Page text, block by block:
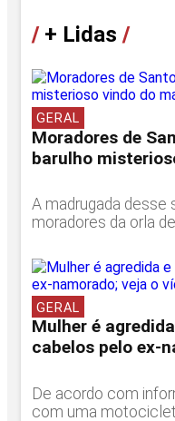
/+ Lidas /
GERAL
Moradores de
barulho
A madrugada desse
moradores da orla
GERAL
Mulher é
cabelos pelo ex-
De acordo com
com uma